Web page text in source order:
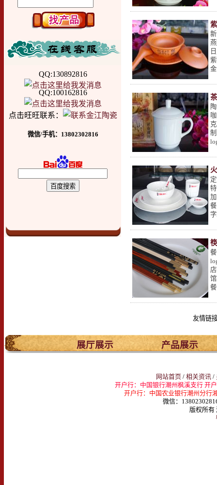
QQ:130892816
QQ:100162816
点击旺旺联系：
微信/手机：13802302816
友情链
. 展厅展示 产品展示
网站首页/ 相关资讯/
开户行：中国银行潮州枫溪支行 开
开户行：中国农业银行潮州分行
微信：
版权所有